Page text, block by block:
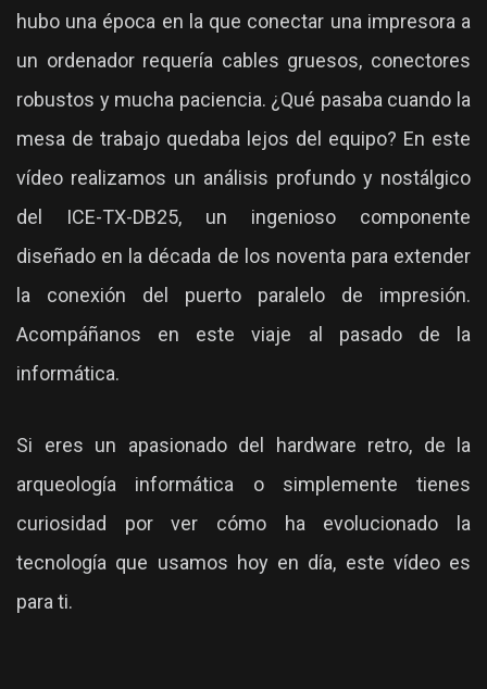
hubo una época en la que conectar una impresora a
un ordenador requería cables gruesos, conectores
robustos y mucha paciencia. ¿Qué pasaba cuando la
mesa de trabajo quedaba lejos del equipo? En este
vídeo realizamos un análisis profundo y nostálgico
del ICE-TX-DB25, un ingenioso componente
diseñado en la década de los noventa para extender
la conexión del puerto paralelo de impresión.
Acompáñanos en este viaje al pasado de la
informática.
Si eres un apasionado del hardware retro, de la
arqueología informática o simplemente tienes
curiosidad por ver cómo ha evolucionado la
tecnología que usamos hoy en día, este vídeo es
para ti.